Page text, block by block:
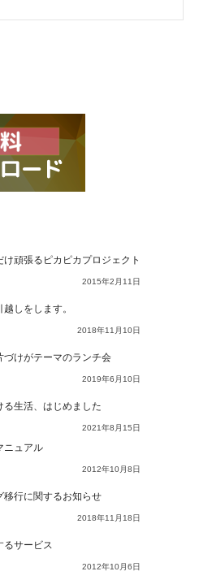
け頑張るピカピカプロジェクト
2015年2月11日
しをします。
2018年11月10日
づけがテーマのランチ会
2019年6月10日
る生活、はじめました
2021年8月15日
ニュアル
2012年10月8日
移行に関するお知らせ
2018年11月18日
るサービス
2012年10月6日